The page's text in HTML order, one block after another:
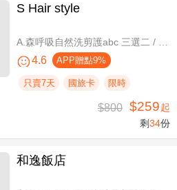
S Hair style
4.6 APP贈點9%
只賣7天 國旅卡 限時
$800 $259起
剩34份
和逸飯店